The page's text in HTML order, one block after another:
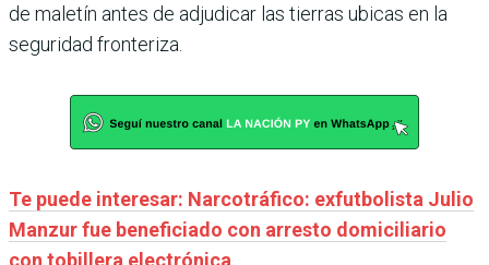
de maletín antes de adjudicar las tierras ubicas en la
seguridad fronteriza.
Te puede interesar: Narcotráfico: exfutbolista Julio
Manzur fue beneficiado con arresto domiciliario
con tobillera electrónica